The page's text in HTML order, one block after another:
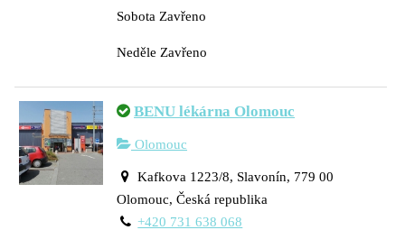
Sobota Zavřeno
Neděle Zavřeno
BENU lékárna Olomouc
Olomouc
Kafkova 1223/8, Slavonín, 779 00
Olomouc, Česká republika
+420 731 638 068